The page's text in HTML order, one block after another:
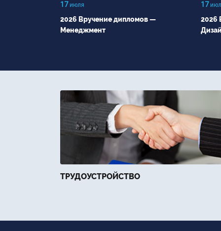
17 июля
2026 Вручение дипломов —
Менеджмент
17
2026
ТРУДОУСТРОЙСТВО